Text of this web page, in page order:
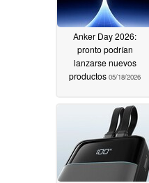
Anker Day 2026:
pronto podrían
lanzarse nuevos
productos 05/18/2026